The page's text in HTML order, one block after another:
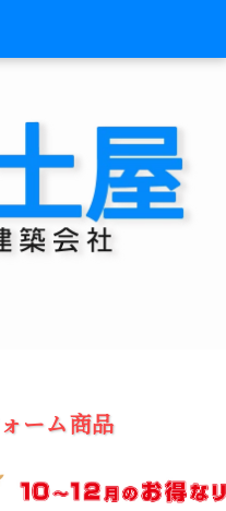
ーム商品